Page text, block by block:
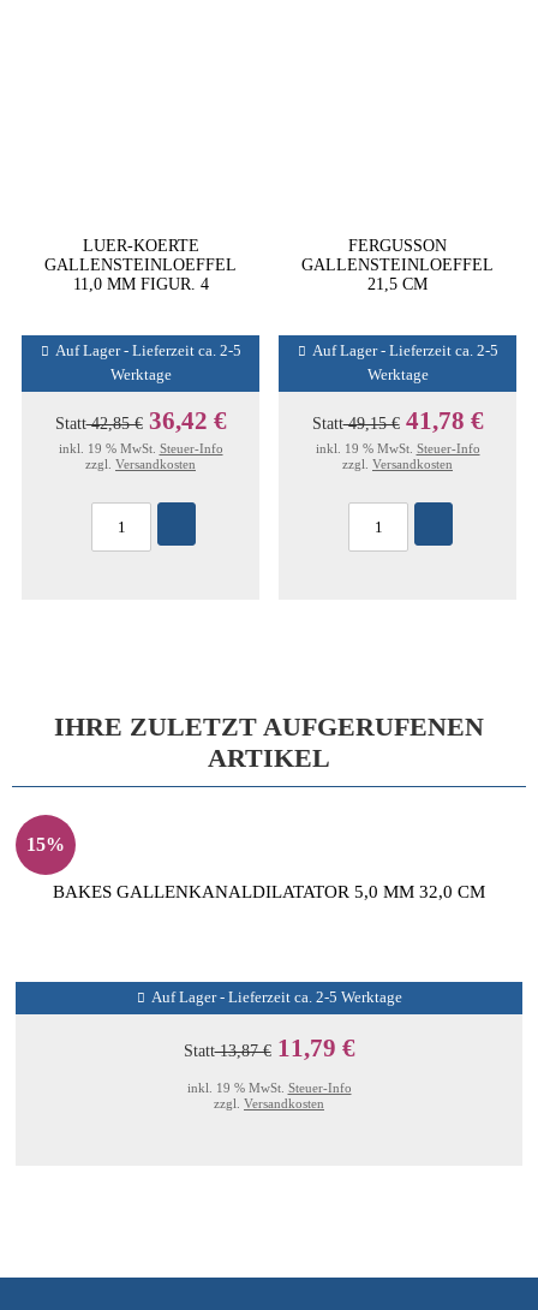
LUER-KOERTE
GALLENSTEINLOEFFEL
11,0 MM FIGUR. 4
Auf Lager - Lieferzeit ca. 2-5
Werktage
Statt42,85 € 36,42 €
inkl. 19 % MwSt. Steuer-Info
zzgl. Versandkosten
FERGUSSON
GALLENSTEINLOEFFEL
21,5 CM
Auf Lager - Lieferzeit ca. 2-5
Werktage
Statt49,15 € 41,78 €
inkl. 19 % MwSt. Steuer-Info
zzgl. Versandkosten
IHRE ZULETZT AUFGERUFENEN
ARTIKEL
15%
BAKES GALLENKANALDILATATOR 5,0 MM 32,0 CM
Auf Lager - Lieferzeit ca. 2-5 Werktage
Statt13,87 € 11,79 €
inkl. 19 % MwSt. Steuer-Info
zzgl. Versandkosten